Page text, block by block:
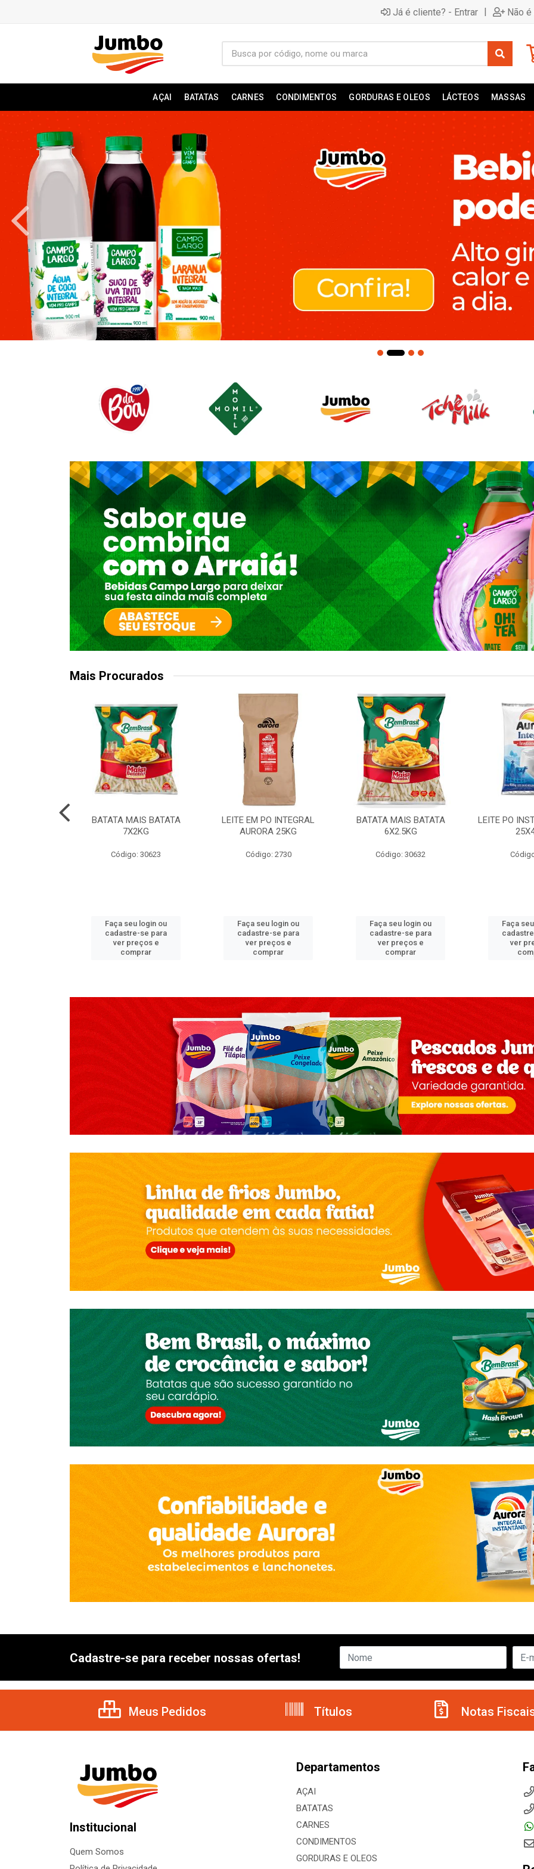
Já é cliente? - Entrar | Não
AÇAI BATATAS CARNES CONDIMENTOS GORDURAS E OLEOS LÁCTEOS MASSAS
Mais Procurados
BATATA MAIS BATATA
7X2KG
Código: 30623
Faça seu login ou
cadastre-se para
ver preços e
comprar
LEITE EM PO INTEGRAL
AURORA 25KG
Código: 2730
Faça seu login ou
cadastre-se para
ver preços e
comprar
BATATA MAIS BATATA
6X2.5KG
Código: 30632
Faça seu login ou
cadastre-se para
ver preços e
comprar
LEITE PO
Faça
ver
Cadastre-se para receber nossas ofertas!
Meus Pedidos Títulos Notas
Institucional
Quem Somos
Departamentos
AÇAI
BATATAS
CARNES
CONDIMENTOS
GORDURAS E OLEOS